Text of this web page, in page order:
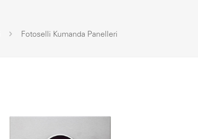
Fotoselli Kumanda Panelleri